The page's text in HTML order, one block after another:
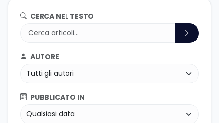
CERCA NEL TESTO
AUTORE
PUBBLICATO IN